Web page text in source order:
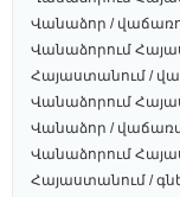
Վանաձոր /
Վանաձորում
Հայաստանում /
Վանաձորում
Վանաձոր /
Վանաձորում
Հայաստանում /